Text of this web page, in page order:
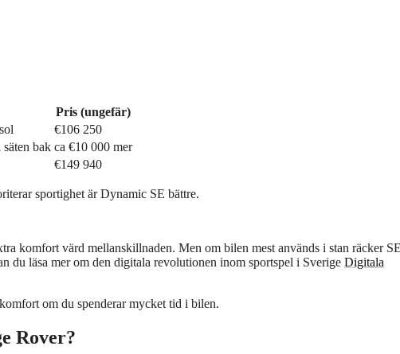
Pris (ungefär)
€106 250
bak ca €10 000 mer
€149 940
sportighet är Dynamic SE bättre.
komfort värd mellanskillnaden. Men om bilen mest används i stan räcker
du läsa mer om den digitala revolutionen inom sportspel i Sverige Digitala
om du spenderar mycket tid i bilen.
Rover?